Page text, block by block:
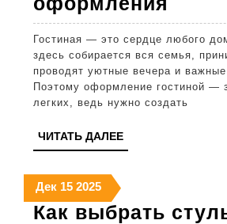
для
Гостиная — это сердце любого дома. Именно
здесь собирается вся семья,
проводят уютные вечера и важные
Поэтому оформление гостиной —
легких, ведь нужно создать
ЧИТАТЬ ДАЛЕЕЧИТАТЬ
ДАЛЕЕ
Дек15
декабря
2025
1515
декабря
2025
202515
декабря
2025
Как выбрать